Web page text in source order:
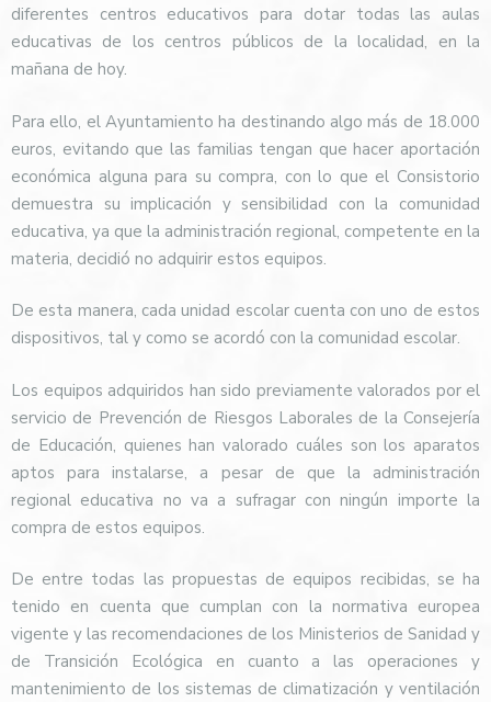
diferentes centros educativos para dotar todas las aulas
educativas de los centros públicos de la localidad, en la
mañana de hoy.
Para ello, el Ayuntamiento ha destinando algo más de 18.000
euros, evitando que las familias tengan que hacer aportación
económica alguna para su compra, con lo que el Consistorio
demuestra su implicación y sensibilidad con la comunidad
educativa, ya que la administración regional, competente en la
materia, decidió no adquirir estos equipos.
De esta manera, cada unidad escolar cuenta con uno de estos
dispositivos, tal y como se acordó con la comunidad escolar.
Los equipos adquiridos han sido previamente valorados por el
servicio de Prevención de Riesgos Laborales de la Consejería
de Educación, quienes han valorado cuáles son los aparatos
aptos para instalarse, a pesar de que la administración
regional educativa no va a sufragar con ningún importe la
compra de estos equipos.
De entre todas las propuestas de equipos recibidas, se ha
tenido en cuenta que cumplan con la normativa europea
vigente y las recomendaciones de los Ministerios de Sanidad y
de Transición Ecológica en cuanto a las operaciones y
mantenimiento de los sistemas de climatización y ventilación